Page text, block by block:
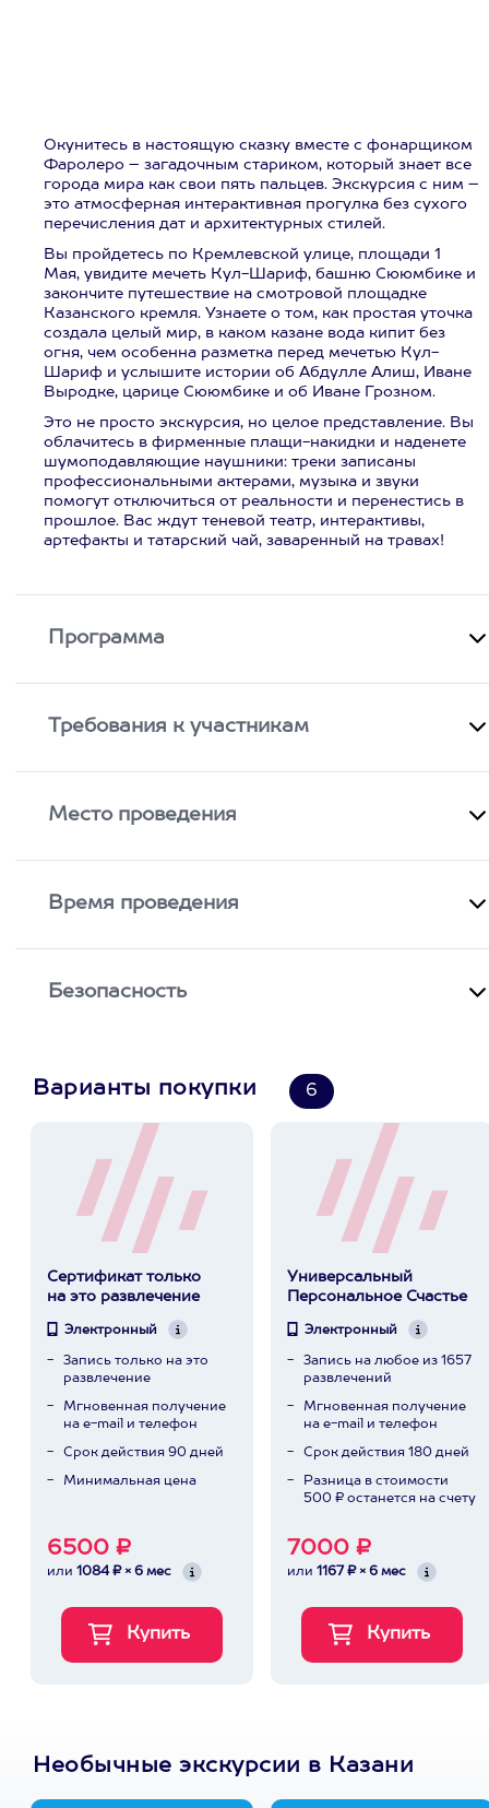
Окунитесь в настоящую сказку вместе с фонарщиком
Фаролеро – загадочным стариком, который знает все
города мира как свои пять пальцев. Экскурсия с ним –
это атмосферная интерактивная прогулка без сухого
перечисления дат и архитектурных стилей.
Вы пройдетесь по Кремлевской улице, площади 1
Мая, увидите мечеть Кул-Шариф, башню Сююмбике и
закончите путешествие на смотровой площадке
Казанского кремля. Узнаете о том, как простая уточка
создала целый мир, в каком казане вода кипит без
огня, чем особенна разметка перед мечетью Кул-
Шариф и услышите истории об Абдулле Алиш, Иване
Выродке, царице Сююмбике и об Иване Грозном.
Это не просто экскурсия, но целое представление. Вы
облачитесь в фирменные плащи-накидки и наденете
шумоподавляющие наушники: треки записаны
профессиональными актерами, музыка и звуки
помогут отключиться от реальности и перенестись в
прошлое. Вас ждут теневой театр, интерактивы,
артефакты и татарский чай, заваренный на травах!
Программа
Требования к участникам
Место проведения
Время проведения
Безопасность
Варианты покупки 6
Сертификат только
на это развлечение
Электронный
Запись только на это
развлечение
Мгновенная получение
на e-mail и телефон
Срок действия 90 дней
Минимальная цена
6500 ₽
или 1084 ₽ × 6 мес
Универсальный
Персональное Счастье
Электронный
Запись на любое из 1657
развлечений
Мгновенная получение
на e-mail и телефон
Срок действия 180 дней
Разница в стоимости
500 ₽ останется на счету
7000 ₽
или 1167 ₽ × 6 мес
Необычные экскурсии в Казани